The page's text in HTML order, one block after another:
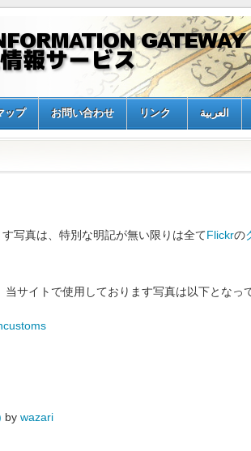
ップ お問い合わせ リンク العربية
写真は、特別な明記が無い限りは全てFlickrの
サイトで使用しております写真は以下となっ
by wazari